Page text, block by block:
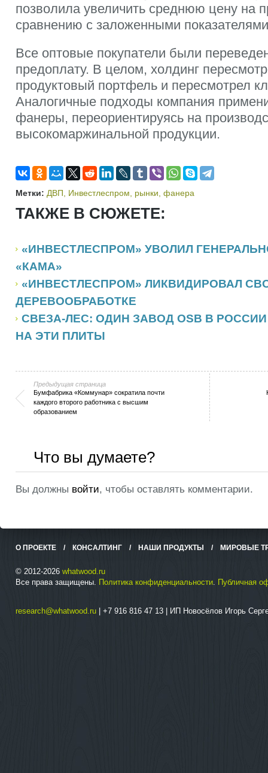
позволила увеличить среднюю цену на
сравнению с заложенными
Все оптовые покупатели были
предоплату. В целом, холдинг
продуктовый портфель и пересмотрел
Аналогичные подходы компания
фанеры, переориентируясь на
высокомаржинальной продукции.
Метки: ДВП Инвестлеспром рынки фанера
ТАКЖЕ В СЮЖЕТЕ:
«ИНВЕСТЛЕСПРОМ» УВОЛИЛ
«КАМА»
«ИНВЕСТЛЕСПРОМ» ЛИКВИДИРОВАЛ
ДЕРЕВООБРАБОТКЕ
СВЕЗА-ЛЕС: ОДИН ЗАВОД OSB В
НА ЭТИ ПЛИТЫ
Предыдущая страница
Бумфабрика «Коммунар» сократила почти
каждого второго работника с высшим
образованием
Что вы думаете?
Вы должны войти, чтобы оставлять комментарии.
О ПРОЕКТЕ / КОНСАЛТИНГ / НАШИ ПРОДУКТЫ / МИРОВЫЕ
© 2012-2026 whatwood.ru
Все права защищены. Политика конфиденциальности. Публичная
research@whatwood.ru | +7 916 816 47 13 | ИП Новосёлов Игорь